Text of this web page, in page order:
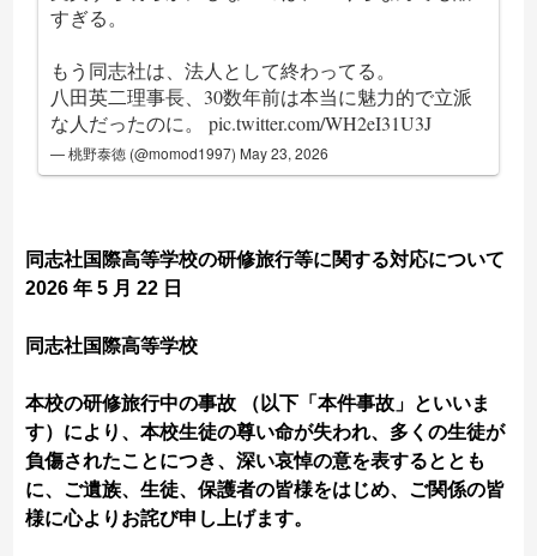
すぎる。
もう同志社は、法人として終わってる。
八田英二理事長、30数年前は本当に魅力的で立派
な人だったのに。pic.twitter.com/WH2eI31U3J
— 桃野泰徳 (@momod1997) May 23, 2026
同志社国際高等学校の研修旅行等に関する対応について
2026 年 5 月 22 日
同志社国際高等学校
本校の研修旅行中の事故 （以下「本件事故」といいま
す）により、本校生徒の尊い命が失われ、多くの生徒が
負傷されたことにつき、深い哀悼の意を表するととも
に、ご遺族、生徒、保護者の皆様をはじめ、ご関係の皆
様に心よりお詫び申し上げます。